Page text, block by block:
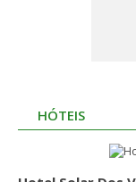
HÓTEIS